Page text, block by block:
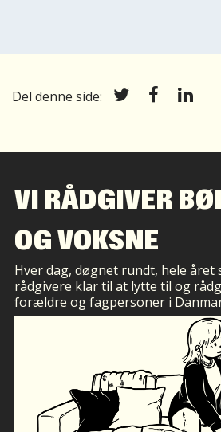
Del denne side:
VI RÅDGIVER
OG VOKSNE
Hver dag, døgnet rundt, hele året
rådgivere klar til at lytte til og
forældre og fagpersoner i